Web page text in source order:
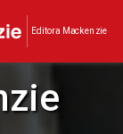
Editora Mackenzie